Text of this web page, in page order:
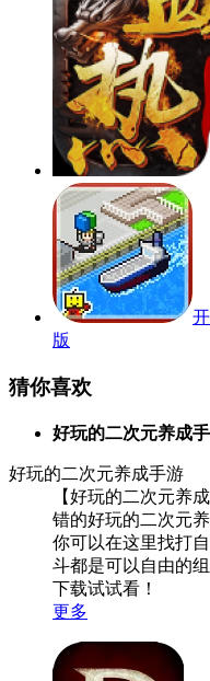
版
猜你喜欢
好玩的二次元养成
好玩的二次元养成手游
【好玩的二次元养
错的好玩的二次元
你可以在这里找打
斗都是可以自由的
下载试试看！
更多